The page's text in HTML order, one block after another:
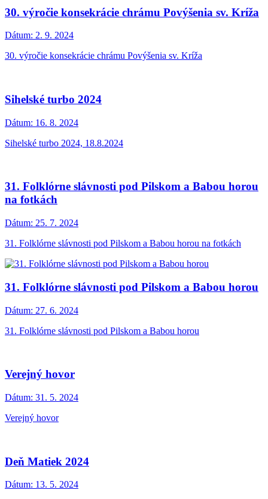
30. výročie konsekrácie chrámu Povýšenia sv. Kríža
Dátum: 2. 9. 2024
30. výročie konsekrácie chrámu Povýšenia sv. Kríža
Sihelské turbo 2024
Dátum: 16. 8. 2024
Sihelské turbo 2024, 18.8.2024
31. Folklórne slávnosti pod Pilskom a Babou horou
na fotkách
Dátum: 25. 7. 2024
31. Folklórne slávnosti pod Pilskom a Babou horou na fotkách
31. Folklórne slávnosti pod Pilskom a Babou horou
Dátum: 27. 6. 2024
31. Folklórne slávnosti pod Pilskom a Babou horou
Verejný hovor
Dátum: 31. 5. 2024
Verejný hovor
Deň Matiek 2024
Dátum: 13. 5. 2024